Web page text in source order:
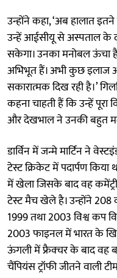
उन्होंने कहा, ‘अब हालात
उन्हें आईसीयू से अस्पताल के
सकेगा। उनका मनोबल ऊंचा
अभिभूत हैं। अभी कुछ इलाज
सकारात्मक दिख रही है।’
कहना चाहती हैं कि उन्हें पूरा
और देखभाल ने उनकी बहुत
डार्विन में जन्मे मार्टिन ने
टेस्ट क्रिकेट में पदार्पण
में खेला जिसके बाद वह
टेस्ट मैच खेले है। उन्होंने
1999 तथा 2003 विश्व कप
2003 फाइनल में भारत के
ऊंगली में फ्रैक्चर के बाद वह
चैंपियंस ट्रॉफी जीतने वाली